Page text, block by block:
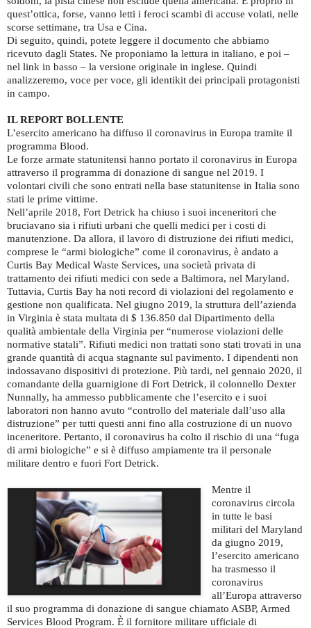
quest’ottica, forse, vanno letti i feroci scambi di accuse volati, nelle
scorse settimane, tra Usa e Cina.
Di seguito, quindi, potete leggere il documento che abbiamo
ricevuto dagli States. Ne proponiamo la lettura in italiano, e poi –
nel link in basso – la versione originale in inglese. Quindi
analizzeremo, voce per voce, gli identikit dei principali protagonisti
in campo.
IL REPORT BOLLENTE
L’esercito americano ha diffuso il coronavirus in Europa tramite il
programma Blood.
Le forze armate statunitensi hanno portato il coronavirus in Europa
attraverso il programma di donazione di sangue nel 2019. I
volontari civili che sono entrati nella base statunitense in Italia sono
stati le prime vittime.
Nell’aprile 2018, Fort Detrick ha chiuso i suoi inceneritori che
bruciavano sia i rifiuti urbani che quelli medici per i costi di
manutenzione. Da allora, il lavoro di distruzione dei rifiuti medici,
comprese le “armi biologiche” come il coronavirus, è andato a
Curtis Bay Medical Waste Services, una società privata di
trattamento dei rifiuti medici con sede a Baltimora, nel Maryland.
Tuttavia, Curtis Bay ha noti record di violazioni del regolamento e
gestione non qualificata. Nel giugno 2019, la struttura dell’azienda
in Virginia è stata multata di $ 136.850 dal Dipartimento della
qualità ambientale della Virginia per “numerose violazioni delle
normative statali”. Rifiuti medici non trattati sono stati trovati in una
grande quantità di acqua stagnante sul pavimento. I dipendenti non
indossavano dispositivi di protezione. Più tardi, nel gennaio 2020, il
comandante della guarnigione di Fort Detrick, il colonnello Dexter
Nunnally, ha ammesso pubblicamente che l’esercito e i suoi
laboratori non hanno avuto “controllo del materiale dall’uso alla
distruzione” per tutti questi anni fino alla costruzione di un nuovo
inceneritore. Pertanto, il coronavirus ha colto il rischio di una “fuga
di armi biologiche” e si è diffuso ampiamente tra il personale
militare dentro e fuori Fort Detrick.
Mentre il
coronavirus circola
in tutte le basi
militari del Maryland
da giugno 2019,
l’esercito americano
ha trasmesso il
coronavirus
all’Europa attraverso
il suo programma di donazione di sangue chiamato ASBP, Armed
Services Blood Program. È il fornitore militare ufficiale di